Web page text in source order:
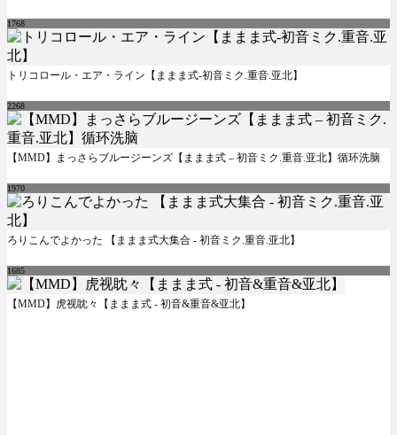
1768
トリコロール・エア・ライン【ままま式-初音ミク.重音.亚北】
2268
【MMD】まっさらブルージーンズ【ままま式 – 初音ミク.重音.亚北】循环洗脑
1970
ろりこんでよかった 【ままま式大集合 - 初音ミク.重音.亚北】
1685
【MMD】虎视眈々【ままま式 - 初音&重音&亚北】